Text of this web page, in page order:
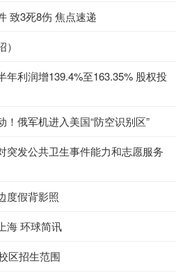
致3死8伤 焦点速递
年利润增139.4%至163.35% 股权投
俄军机进入美国“防空识别区”
突发公共卫生事件能力和志愿服务
度假背影照
海 环球简讯
区招生范围